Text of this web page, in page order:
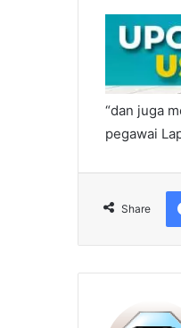
“dan juga
pegawai
Share